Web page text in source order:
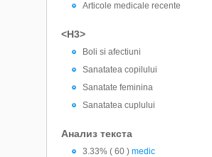
Articole medicale recente
<H3>
Boli si afectiuni
Sanatatea copilului
Sanatate feminina
Sanatatea cuplului
Анализ текста
3.33% ( 60 )medic